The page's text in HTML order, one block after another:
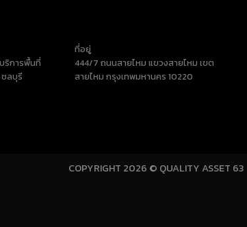
ริการพื้นที่
ลบุรี
ที่อยู่
444/7 ถนนสายไหม แขวงสายไหม เขต
สายไหม กรุงเทพมหานคร 10220
COPYRIGHT 2026 © QUALITY ASSET 63